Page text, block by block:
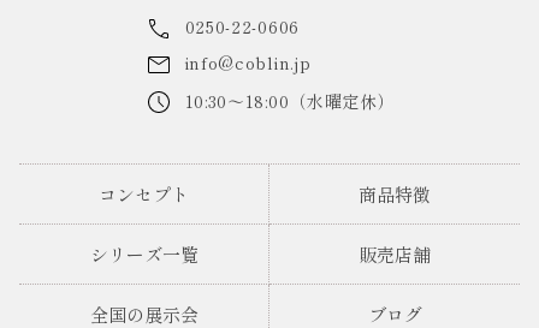
0250-22-0606
info@coblin.jp
10:30～18:00（水曜定休）
コンセプト 商品特徴
シリーズ一覧 販売店舗
全国の展示会 ブログ